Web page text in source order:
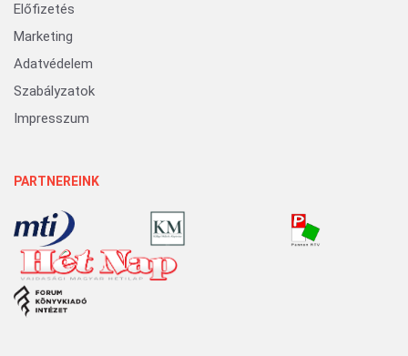
Előfizetés
Marketing
Adatvédelem
Szabályzatok
Impresszum
PARTNEREINK